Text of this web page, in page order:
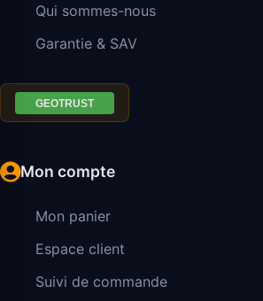
Qui sommes-nous
Garantie & SAV
Mon compte
Mon panier
Espace client
Suivi de commande